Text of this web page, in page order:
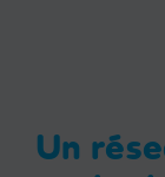
Un